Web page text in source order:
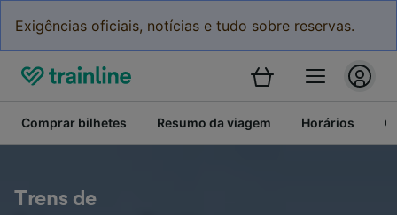
Exigências oficiais, notícias e tudo sobre reservas.
Comprar bilhetes Resumo da viagem Horários
Trens de